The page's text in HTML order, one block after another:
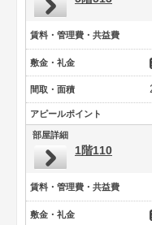
賃料・管理費・共益費
敷金・礼金
間取・面積
アピールポイント
部屋詳細
1階110
賃料・管理費・共益費
敷金・礼金